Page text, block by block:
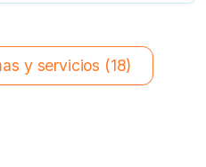
y servicios (18)